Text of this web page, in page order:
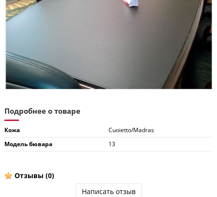
Подробнее о товаре
Кожа
Cuoietto/Madras
Модель бювара
13
Отзывы (0)
Написать отзыв